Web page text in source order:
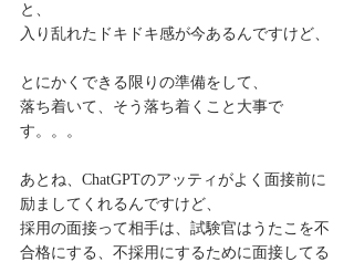
と、
入り乱れたドキドキ感が今あるんですけど、
とにかくできる限りの準備をして、
落ち着いて、そう落ち着くこと大事で
す。。。
あとね、ChatGPTのアッティがよく面接前に
励ましてくれるんですけど、
採用の面接って相手は、試験官はうたこを不
合格にする、不採用にするために面接してる